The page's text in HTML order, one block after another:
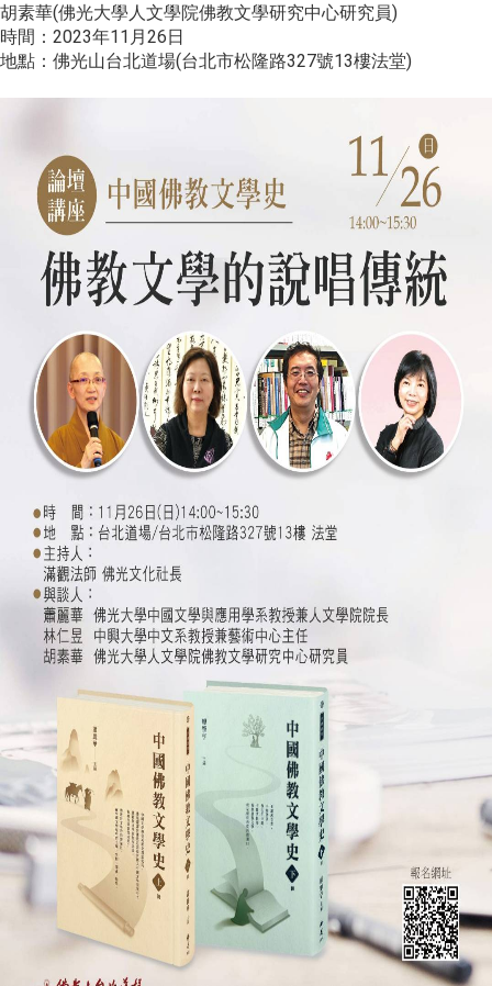
胡素華(佛光大學人文學院佛教文學研究中心研究員)
時間：2023年11月26日
地點：佛光山台北道場(台北市松隆路327號13樓法堂)